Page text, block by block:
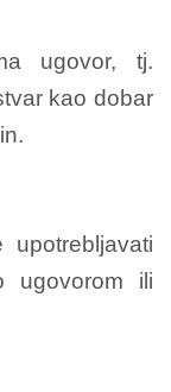
ugovor, tj.
kao dobar
ugovorom ili